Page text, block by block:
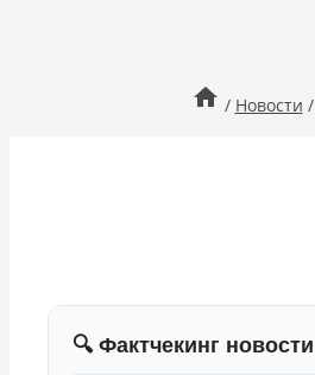
/ Новости /
🔍 Фактчекинг новости